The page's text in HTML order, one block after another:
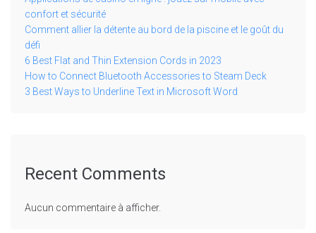
confort et sécurité
Comment allier la détente au bord de la piscine et le goût du
défi
6 Best Flat and Thin Extension Cords in 2023
How to Connect Bluetooth Accessories to Steam Deck
3 Best Ways to Underline Text in Microsoft Word
Recent Comments
Aucun commentaire à afficher.